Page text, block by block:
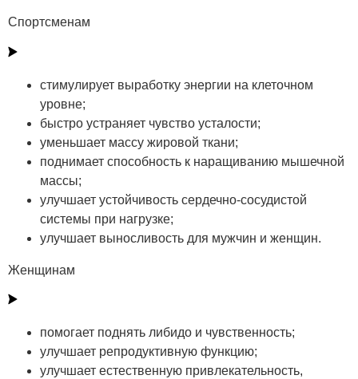
Спортсменам
стимулирует выработку энергии на клеточном
уровне;
быстро устраняет чувство усталости;
уменьшает массу жировой ткани;
поднимает способность к наращиванию мышечной
массы;
улучшает устойчивость сердечно-сосудистой
системы при нагрузке;
улучшает выносливость для мужчин и женщин.
Женщинам
помогает поднять либидо и чувственность;
улучшает репродуктивную функцию;
улучшает естественную привлекательность,